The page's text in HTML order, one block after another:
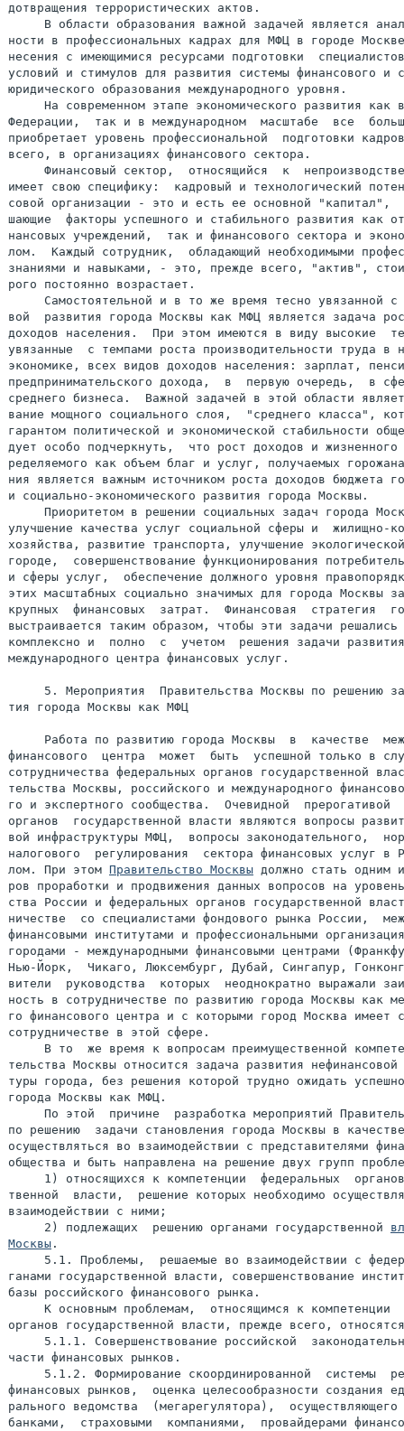
дотвращения террористических актов.
В области образования важной задачей является
ности в профессиональных кадрах для МФЦ в городе
несения с имеющимися ресурсами подготовки
условий и стимулов для развития системы финансового и
юридического образования международного уровня.
На современном этапе экономического развития как
Федерации,  так и в международном  масштабе  все
приобретает уровень профессиональной  подготовки
всего, в организациях финансового сектора.
Финансовый сектор,  относящийся  к
имеет свою специфику:  кадровый и технологический
совой организации - это и есть ее основной "капитал",
шающие  факторы успешного и стабильного развития как
нансовых учреждений,  так и финансового сектора и
лом.  Каждый сотрудник,  обладающий необходимыми
знаниями и навыками, - это, прежде всего, "актив",
рого постоянно возрастает.
Самостоятельной и в то же время тесно увязанной с
вой  развития города Москвы как МФЦ является задача
доходов населения.  При этом имеются в виду высокие
увязанные  с темпами роста производительности труда в
экономике, всех видов доходов населения: зарплат,
предпринимательского дохода,  в  первую очередь,  в
среднего бизнеса.  Важной задачей в этой области
вание мощного социального слоя,  "среднего класса",
гарантом политической и экономической стабильности
дует особо подчеркнуть,  что рост доходов и
ределяемого как объем благ и услуг, получаемых
ния является важным источником роста доходов бюджета
и социально-экономического развития города Москвы.
Приоритетом в решении социальных задач города
улучшение качества услуг социальной сферы и  жилищно-
хозяйства, развитие транспорта, улучшение
городе,  совершенствование функционирования
и сферы услуг,  обеспечение должного уровня
этих масштабных социально значимых для города Москвы
крупных  финансовых  затрат.  Финансовая  стратегия
выстраивается таким образом, чтобы эти задачи решались
комплексно и  полно  с  учетом  решения задачи
международного центра финансовых услуг.
5. Мероприятия  Правительства Москвы по решению
тия города Москвы как МФЦ
Работа по развитию города Москвы  в  качестве
финансового  центра  может  быть  успешной только в
сотрудничества федеральных органов государственной
тельства Москвы, российского и международного
го и экспертного сообщества.  Очевидной  прерогативой
органов  государственной власти являются вопросы
вой инфраструктуры МФЦ,  вопросы законодательного,
налогового  регулирования  сектора финансовых услуг в
лом. При этом Правительство Москвы должно стать одним
ров проработки и продвижения данных вопросов на
ства России и федеральных органов государственной
ничестве  со специалистами фондового рынка России,
финансовыми институтами и профессиональными
городами - международными финансовыми центрами
Нью-Йорк,  Чикаго, Люксембург, Дубай, Сингапур,
вители  руководства  которых  неоднократно выражали
ность в сотрудничестве по развитию города Москвы как
го финансового центра и с которыми город Москва имеет
сотрудничестве в этой сфере.
В то  же время к вопросам преимущественной
тельства Москвы относится задача развития нефинансовой
туры города, без решения которой трудно ожидать
города Москвы как МФЦ.
По этой  причине  разработка мероприятий
по решению  задачи становления города Москвы в
осуществляться во взаимодействии с представителями
общества и быть направлена на решение двух групп
1) относящихся к компетенции  федеральных
твенной  власти,  решение которых необходимо
взаимодействии с ними;
     2) подлежащих  решению органами государственной
Москвы .
5.1. Проблемы,  решаемые во взаимодействии с
ганами государственной власти, совершенствование
базы российского финансового рынка.
К основным проблемам,  относящимся к компетенции
органов государственной власти, прежде всего,
5.1.1. Совершенствование российской
части финансовых рынков.
5.1.2. Формирование скоординированной  системы
финансовых рынков,  оценка целесообразности создания
рального ведомства  (мегарегулятора),
банками,  страховыми  компаниями,  провайдерами